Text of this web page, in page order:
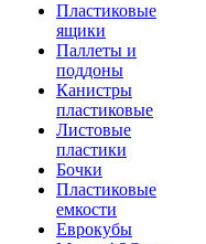
Пластиковые
ящики
Паллеты и
поддоны
Канистры
пластиковые
Листовые
пластики
Бочки
Пластиковые
емкости
Еврокубы